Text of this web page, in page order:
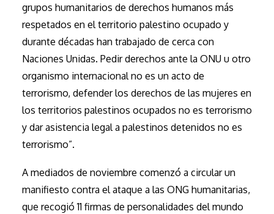
grupos humanitarios de derechos humanos más
respetados en el territorio palestino ocupado y
durante décadas han trabajado de cerca con
Naciones Unidas. Pedir derechos ante la ONU u otro
organismo internacional no es un acto de
terrorismo, defender los derechos de las mujeres en
los territorios palestinos ocupados no es terrorismo
y dar asistencia legal a palestinos detenidos no es
terrorismo”.
A mediados de noviembre comenzó a circular un
manifiesto contra el ataque a las ONG humanitarias,
que recogió 11 firmas de personalidades del mundo